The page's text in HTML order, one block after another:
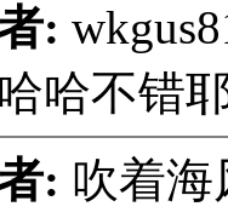
:
哈不错
: 吹着